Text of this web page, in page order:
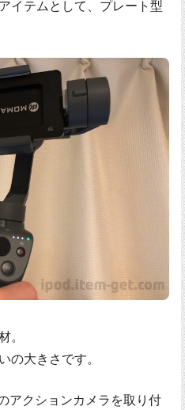
イテムとして、プレート型
。
の大きさです。
アクションカメラを取り付